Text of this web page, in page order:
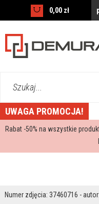
0,00 zł
Szukaj...
UWAGA PROMOCJA!
Rabat -50% na wszystkie
Numer zdjęcia: 37460716 -